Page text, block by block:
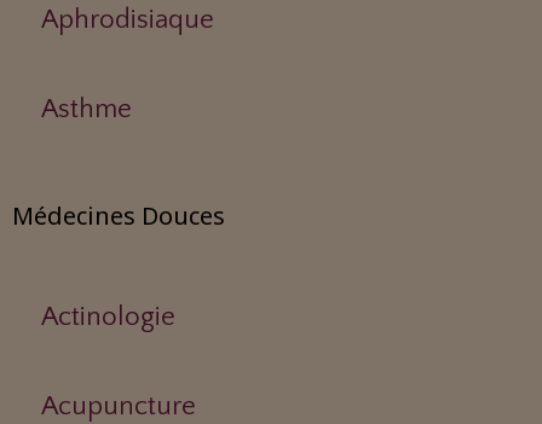
Aphrodisiaque
Asthme
Médecines Douces
Actinologie
Acupuncture